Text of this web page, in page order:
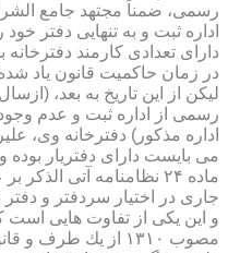
رسمی، ضمناً مجتهد جامع
اداره ثبت و به تنهایی دفتر
دارای تعدادی كارمند
در زمان حاكمیت قانون یاد
رسمی از اداره ثبت و عدم
اداره مذكور) دفترخانه وی،
می بایست دارای دفتریار بوده
ماده ۲۴ نظامنامه آتی
جاری در اختیار سردفتر و دفتر
و این یكی از تفاوت هایی است